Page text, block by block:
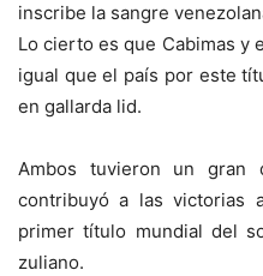
inscribe la sangre
Lo cierto es que Cabimas y
igual que el país por este
en gallarda lid.
Ambos tuvieron un gran
contribuyó a las victorias
primer título mundial del
zuliano.